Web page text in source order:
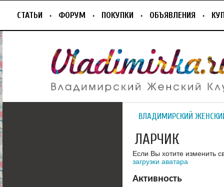
СТАТЬИ ФОРУМ ПОКУПКИ ОБЪЯВЛЕНИЯ
ВЛАДИМИРСКИЙ
ЛАРЧИК
Если Вы хотите изменить
загрузки аватара
Активность